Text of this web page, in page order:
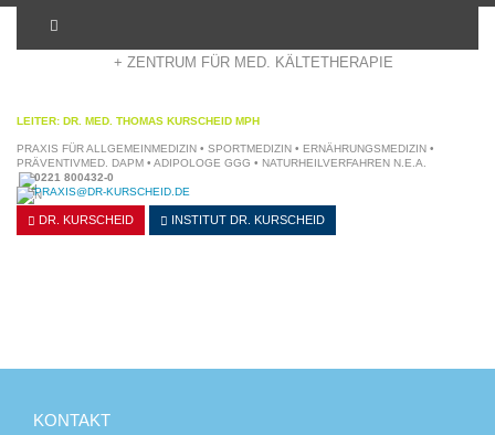
+ ZENTRUM FÜR MED. KÄLTETHERAPIE
LEITER: DR. MED. THOMAS KURSCHEID MPH
PRAXIS FÜR ALLGEMEINMEDIZIN • SPORTMEDIZIN • ERNÄHRUNGSMEDIZIN •
PRÄVENTIVMED. DAPM • ADIPOLOGE GGG • NATURHEILVERFAHREN N.E.A.
0221 800432-0
PRAXIS@DR-KURSCHEID.DE
DR. KURSCHEID INSTITUT DR. KURSCHEID
KONTAKT